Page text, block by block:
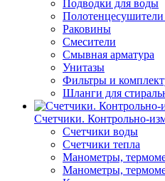
Подводки для воды
Раковины
Смесители
Смывная арматура
Унитазы
Фильтры и
Шланги для
Счетчики. Контрольно-
Счетчики воды
Счетчики тепла
Манометры,
Манометры,